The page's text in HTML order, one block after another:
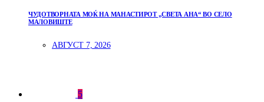
ЧУДОТВОРНАТА МОЌ НА МАНАСТИРОТ „СВЕТА АНА“ ВО СЕЛО
МАЛОВИШТЕ
АВГУСТ 7, 2026
5